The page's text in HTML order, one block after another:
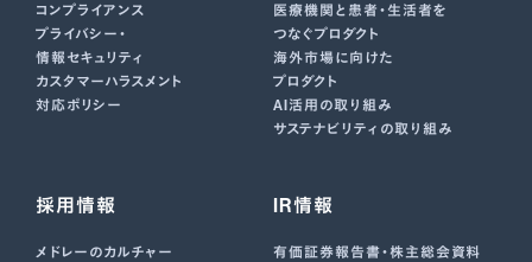
コンプライアンス
プライバシー・
情報セキュリティ
カスタマーハラスメント
対応ポリシー
医療機関と患者・生活者を
つなぐプロダクト
海外市場に向けた
プロダクト
AI活用の取り組み
サステナビリティの取り組み
採用情報
メドレーのカルチャー
IR情報
有価証券報告書･株主総会資料